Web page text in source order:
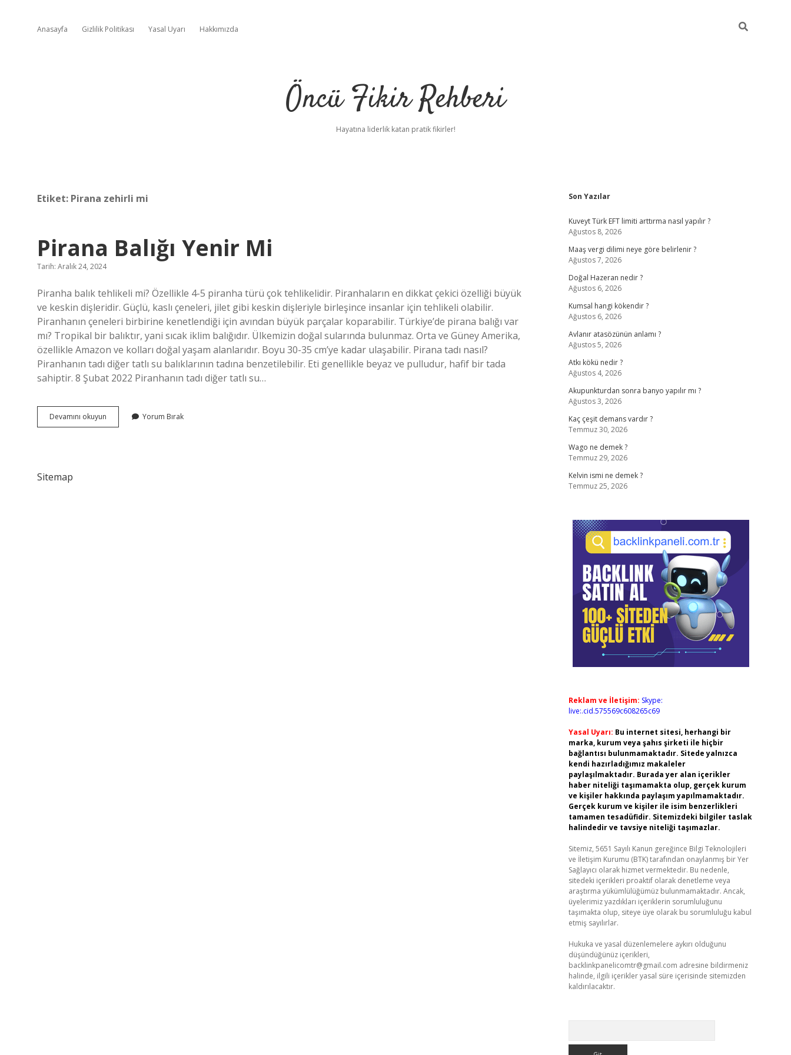
Anasayfa Gizlilik Politikası Yasal Uyarı Hakkımızda
Öncü Fikir Rehberi
Hayatına liderlik katan pratik fikirler!
Etiket: Pirana zehirli mi
Pirana Balığı Yenir Mi
Tarih: Aralık 24, 2024
Piranha balık tehlikeli mi? Özellikle 4-5 piranha türü çok tehlikelidir. Piranhaların en dikkat çekici özelliği büyük
ve keskin dişleridir. Güçlü, kaslı çeneleri, jilet gibi keskin dişleriyle birleşince insanlar için tehlikeli olabilir.
Piranhanın çeneleri birbirine kenetlendiği için avından büyük parçalar koparabilir. Türkiye’de pirana balığı var
mı? Tropikal bir balıktır, yani sıcak iklim balığıdır. Ülkemizin doğal sularında bulunmaz. Orta ve Güney Amerika,
özellikle Amazon ve kolları doğal yaşam alanlarıdır. Boyu 30-35 cm’ye kadar ulaşabilir. Pirana tadı nasıl?
Piranhanın tadı diğer tatlı su balıklarının tadına benzetilebilir. Eti genellikle beyaz ve pulludur, hafif bir tada
sahiptir. 8 Şubat 2022 Piranhanın tadı diğer tatlı su…
Devamını okuyun
Balığı
Yorum Bırak
Sitemap
Sidebar
Son Yazılar
Kuveyt Türk EFT limiti arttırma nasıl yapılır ?
Ağustos 8, 2026
Maaş vergi dilimi neye göre belirlenir ?
Ağustos 7, 2026
Doğal Hazeran nedir ?
Ağustos 6, 2026
Kumsal hangi kökendir ?
Ağustos 6, 2026
Avlanır atasözünün anlamı ?
Ağustos 5, 2026
Atkı kökü nedir ?
Ağustos 4, 2026
Akupunkturdan sonra banyo yapılır mı ?
Ağustos 3, 2026
Kaç çeşit demans vardır ?
Temmuz 30, 2026
Wago ne demek ?
Temmuz 29, 2026
Kelvin ismi ne demek ?
Temmuz 25, 2026
Reklam ve İletişim: Skype:
live:.cid.575569c608265c69
Yasal Uyarı: Bu internet sitesi, herhangi bir
marka, kurum veya şahıs şirketi ile hiçbir
bağlantısı bulunmamaktadır. Sitede yalnızca
kendi hazırladığımız makaleler
paylaşılmaktadır. Burada yer alan içerikler
haber niteliği taşımamakta olup, gerçek kurum
ve kişiler hakkında paylaşım yapılmamaktadır.
Gerçek kurum ve kişiler ile isim benzerlikleri
tamamen tesadüfidir. Sitemizdeki bilgiler taslak
halindedir ve tavsiye niteliği taşımazlar.
Sitemiz, 5651 Sayılı Kanun gereğince Bilgi Teknolojileri
ve İletişim Kurumu (BTK) tarafından onaylanmış bir Yer
Sağlayıcı olarak hizmet vermektedir. Bu nedenle,
sitedeki içerikleri proaktif olarak denetleme veya
araştırma yükümlülüğümüz bulunmamaktadır. Ancak,
üyelerimiz yazdıkları içeriklerin sorumluluğunu
taşımakta olup, siteye üye olarak bu sorumluluğu kabul
etmiş sayılırlar.
Hukuka ve yasal düzenlemelere aykırı olduğunu
düşündüğünüz içerikleri,
backlinkpanelicomtr@gmail.com adresine bildirmeniz
halinde, ilgili içerikler yasal süre içerisinde sitemizden
kaldırılacaktır.
ilbet giriş